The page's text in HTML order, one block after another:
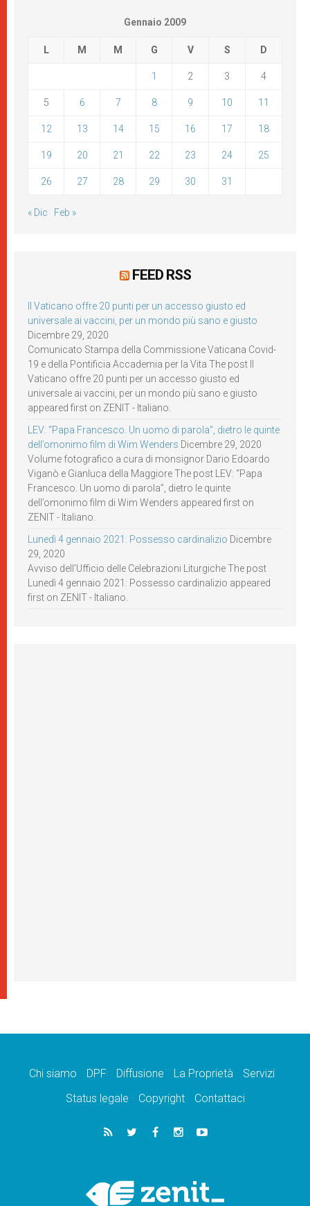
Gennaio 2009
L M M G V S D
1 2 3 4
5 6 7 8 9 10 11
12 13 14 15 16 17 18
19 20 21 22 23 24 25
26 27 28 29 30 31
« Dic Feb »
FEED RSS
Il Vaticano offre 20 punti per un accesso giusto ed
universale ai vaccini, per un mondo più sano e giusto
Dicembre 29, 2020
Comunicato Stampa della Commissione Vaticana Covid-
19 e della Pontificia Accademia per la Vita The post Il
Vaticano offre 20 punti per un accesso giusto ed
universale ai vaccini, per un mondo più sano e giusto
appeared first on ZENIT - Italiano.
LEV: “Papa Francesco. Un uomo di parola”, dietro le quinte
dell’omonimo film di Wim Wenders Dicembre 29, 2020
Volume fotografico a cura di monsignor Dario Edoardo
Viganò e Gianluca della Maggiore The post LEV: “Papa
Francesco. Un uomo di parola”, dietro le quinte
dell’omonimo film di Wim Wenders appeared first on
ZENIT - Italiano.
Lunedì 4 gennaio 2021: Possesso cardinalizio Dicembre
29, 2020
Avviso dell’Ufficio delle Celebrazioni Liturgiche The post
Lunedì 4 gennaio 2021: Possesso cardinalizio appeared
first on ZENIT - Italiano.
Chi siamo DPF Diffusione La Proprietà
Servizi
Status legale
Copyright Contattaci